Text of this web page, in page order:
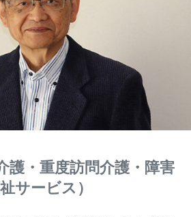
護・重度訪問介護・障害
サービス）